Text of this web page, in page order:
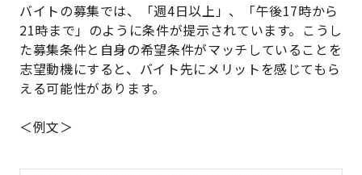
バイトの募集では、「週4日以上」、「午後17時から
21時まで」のように条件が提示されています。こうし
た募集条件と自身の希望条件がマッチしていることを
志望動機にすると、バイト先にメリットを感じてもら
える可能性があります。
＜例文＞